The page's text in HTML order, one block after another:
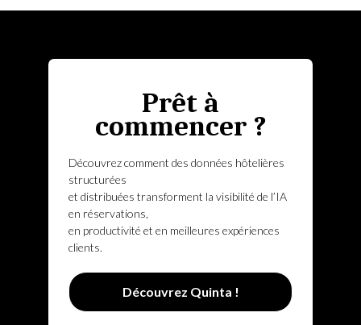
Prêt à
commencer ?
Découvrez comment des données hôtelières
structurées
et distribuées transforment la visibilité de l’IA
en réservations,
en productivité et en meilleures expériences
clients.
Découvrez Quinta !